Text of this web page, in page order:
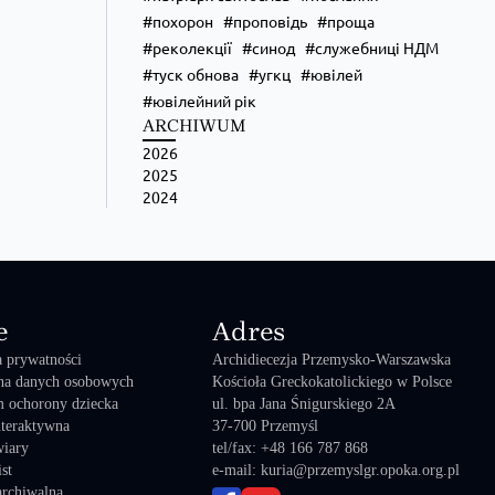
похорон
проповідь
проща
реколекції
синод
служебниці НДМ
туск обнова
угкц
ювілей
ювілейний рік
ARCHIWUM
2026
2025
2024
prywatności
danych osobowych
ochorony dziecka
Adres
Archidiecezja Przemysko-Warszawska
Kościoła Greckokatolickiego w Polsce
ul. bpa Jana Śnigurskiego 2A
37-700 Przemyśl
tel/fax: +48 166 787 868
e-mail: kuria@przemyslgr.opoka.org.pl